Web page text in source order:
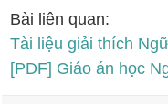
Bài liên quan:
Tài liệu giải thích
[PDF] Giáo án học